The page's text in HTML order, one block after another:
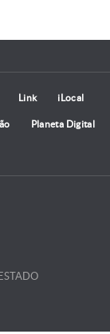
Link iLocal
Planeta Digital